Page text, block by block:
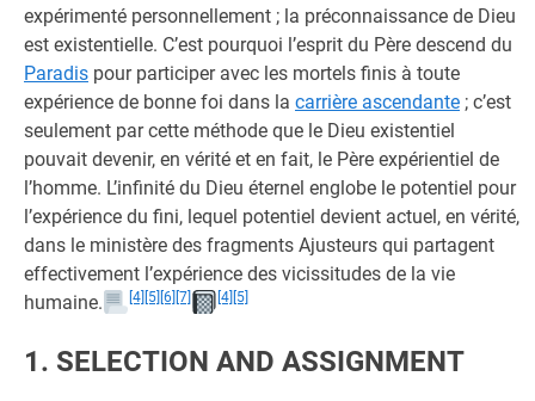
expérimenté personnellement ; la préconnaissance de Dieu
est existentielle. C’est pourquoi l’esprit du Père descend du
Paradis pour participer avec les mortels finis à toute
expérience de bonne foi dans la carrière ascendante ; c’est
seulement par cette méthode que le Dieu existentiel
pouvait devenir, en vérité et en fait, le Père expérientiel de
l’homme. L’infinité du Dieu éternel englobe le potentiel pour
l’expérience du fini, lequel potentiel devient actuel, en vérité,
dans le ministère des fragments Ajusteurs qui partagent
effectivement l’expérience des vicissitudes de la vie
humaine.
[4] [5] [6] [7] [4] [5]
1. SELECTION AND ASSIGNMENT